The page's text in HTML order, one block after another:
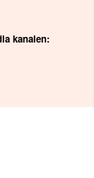
kanalen: